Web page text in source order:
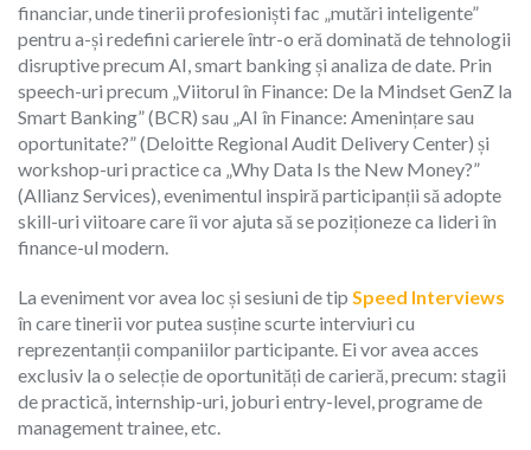
financiar, unde tinerii profesioniști fac „mutări inteligente”
pentru a-și redefini carierele într-o eră dominată de tehnologii
disruptive precum AI, smart banking și analiza de date. Prin
speech-uri precum „Viitorul în Finance: De la Mindset GenZ la
Smart Banking” (BCR) sau „AI în Finance: Amenințare sau
oportunitate?” (Deloitte Regional Audit Delivery Center) și
workshop-uri practice ca „Why Data Is the New Money?”
(Allianz Services), evenimentul inspiră participanții să adopte
skill-uri viitoare care îi vor ajuta să se poziționeze ca lideri în
finance-ul modern.
La eveniment vor avea loc și sesiuni de tip Speed Interviews
în care tinerii vor putea susține scurte interviuri cu
reprezentanții companiilor participante. Ei vor avea acces
exclusiv la o selecție de oportunități de carieră, precum: stagii
de practică, internship-uri, joburi entry-level, programe de
management trainee, etc.